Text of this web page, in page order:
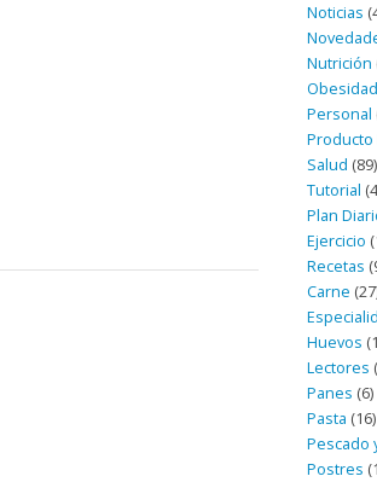
Noticias
Nutrición
Obesidad
Personal
Producto
Salud (89)
Tutorial
Plan
Ejercicio
Recetas
Carne
Huevos
Lectores
Panes (6)
Pasta (16)
Pescado
Postres